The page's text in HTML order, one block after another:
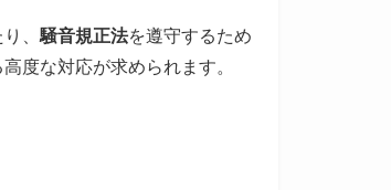
、 騒音規正法を遵守するため
度な対応が求められます。